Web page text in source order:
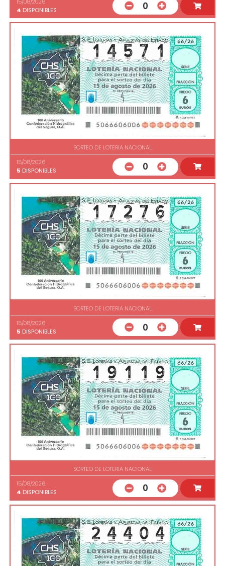
4 DISPONIBLES 0
SORTEO DE LOTERIA NACIONAL
15/08/2026
5 DISPONIBLES 0
SORTEO DE LOTERIA NACIONAL
15/08/2026
5 DISPONIBLES 0
SORTEO DE LOTERIA NACIONAL
15/08/2026
4 DISPONIBLES 0